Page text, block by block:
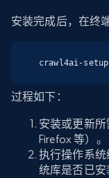
安装完成后，在终
crawl4ai-setup
过程如下：
安装或更新所
Firefox 等）。
执行操作系统
统库是否已安